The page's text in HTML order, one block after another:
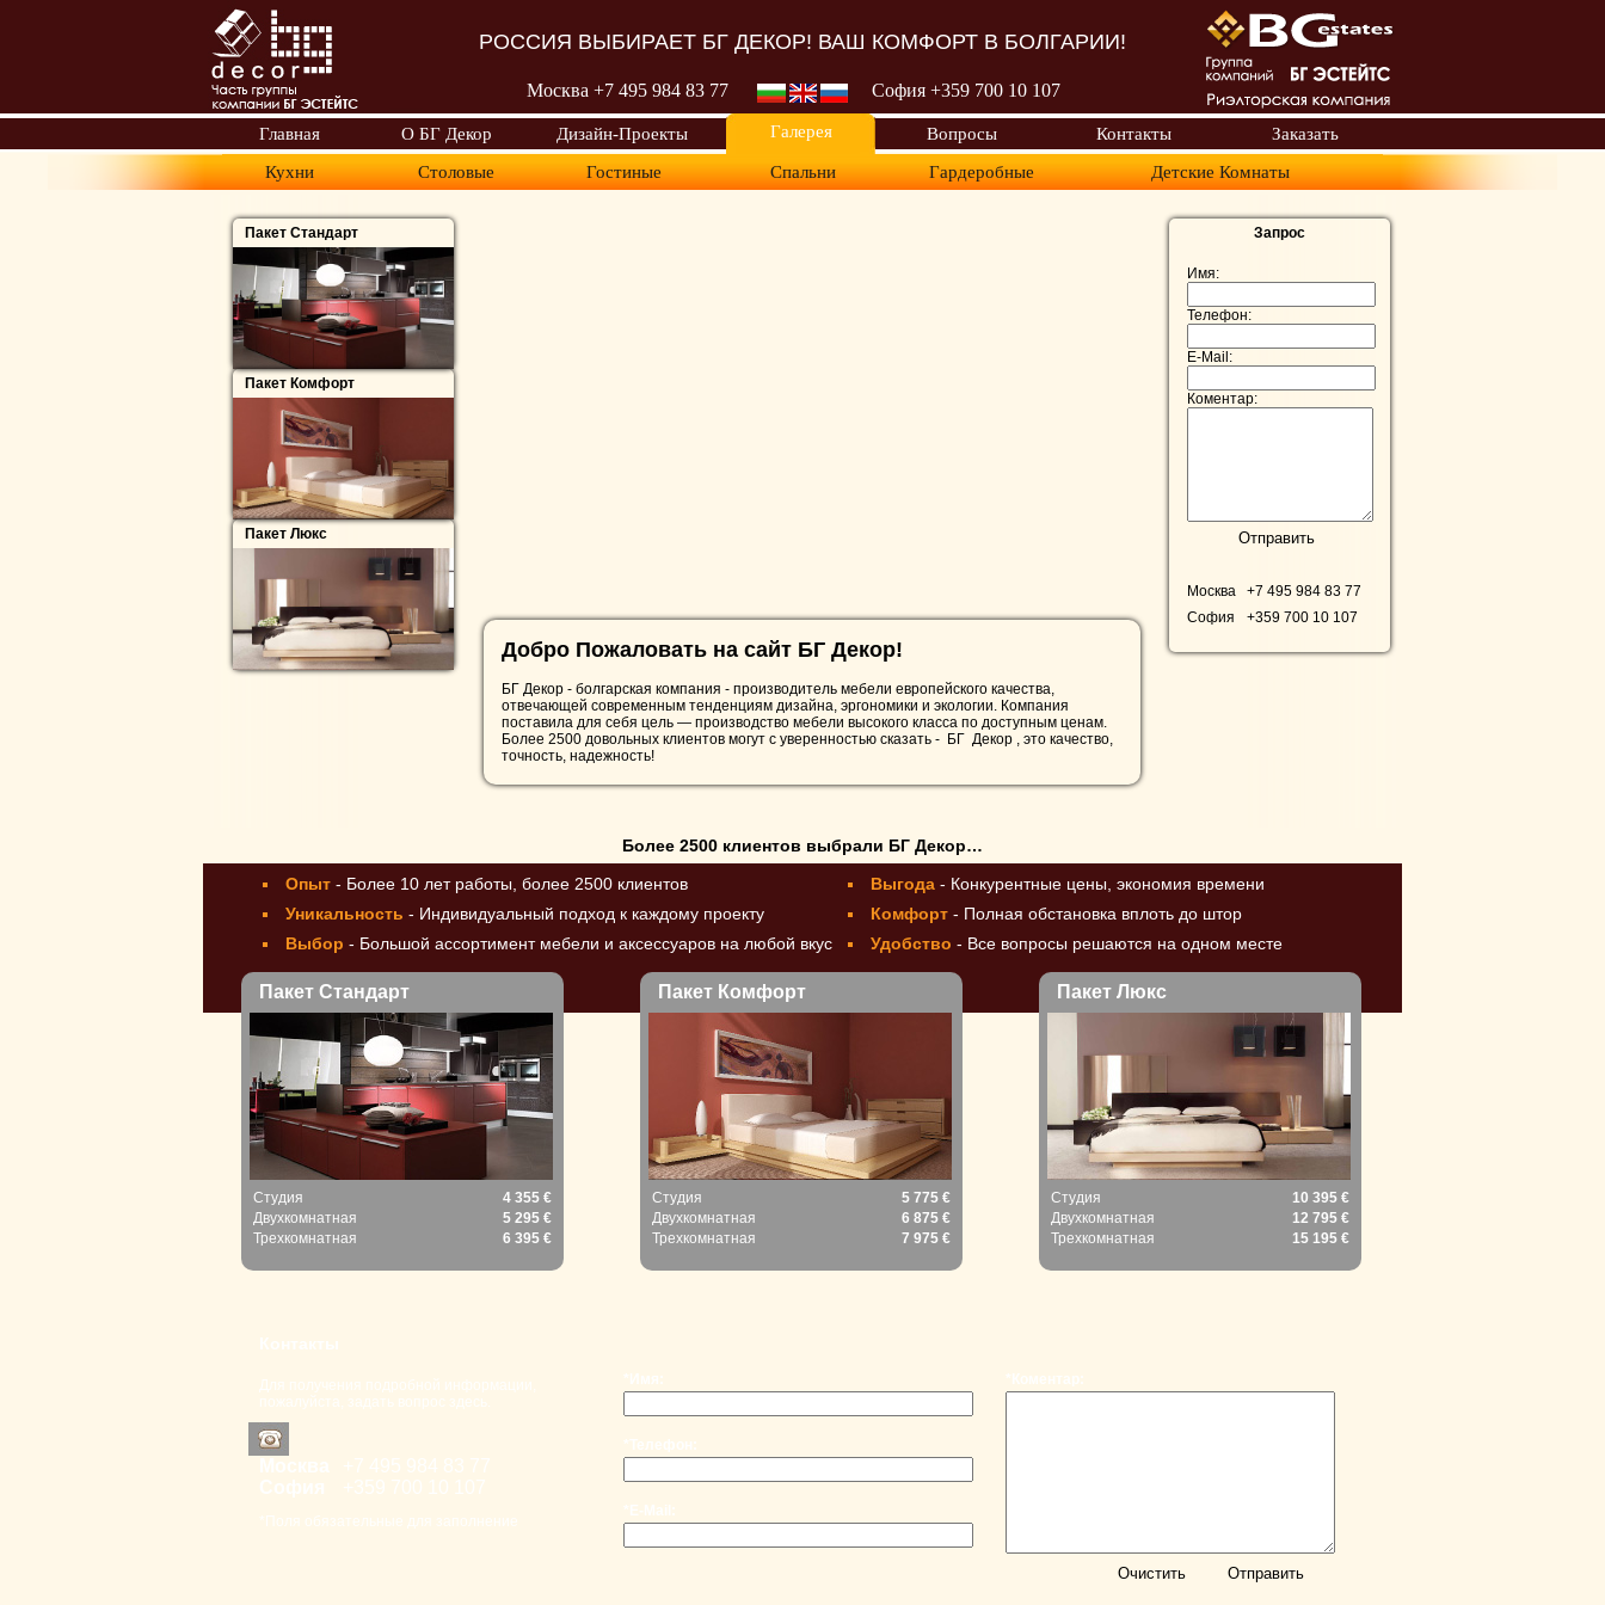
РОССИЯ ВЫБИРАЕТ БГ ДЕКОР! ВАШ КОМФОРТ В БОЛГАРИИ!
Москва +7 495 984 83 77 София +359 700 10 107
Главная О БГ Декор Дизайн-Проекты Галерея Вопросы Контакты
Заказать
Кухни
Столовые Гостиные Спальни Гардеробные Детские Комнаты
Добро Пожаловать на сайт БГ Декор!
БГ Декор - болгарская компания - производитель мебели европейского качества,
отвечающей современным тенденциям дизайна, эргономики и экологии. Компания
поставила для себя цель — производство мебели высокого класса по доступным ценам.
Более 2500 довольных клиентов могут с уверенностью сказать - БГ Декор , это качество,
точность, надежность!
Пакет Стандарт
Пакет Комфорт
Пакет Люкс
Запрос
Имя:
Телефон:
E-Mail:
Коментар:
Москва +7 495 984 83 77
София
+359 700 10 107
Более 2500 клиентов выбрали БГ Декор…
Опыт - Более 10 лет работы, более 2500 клиентов
Уникальность - Индивидуальный подход к каждому проекту
Выбор - Большой ассортимент мебели и аксессуаров на любой вкус
Выгода - Конкурентные цены, экономия времени
Комфорт - Полная обстановка вплоть до штор
Удобство - Все вопросы решаются на одном месте
Пакет Стандарт
Студия
4 355 €
Двухкомнатная
5 295 €
Трехкомнатная
6 395 €
Пакет Комфорт
Студия
5 775 €
Двухкомнатная
6 875 €
Трехкомнатная
7 975 €
Пакет Люкс
Студия
10 395 €
Двухкомнатная
12 795 €
Трехкомнатная
15 195 €